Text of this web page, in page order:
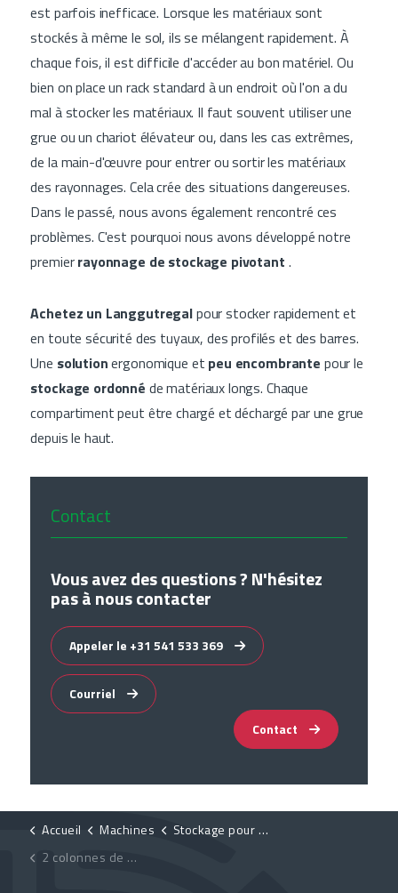
est parfois inefficace. Lorsque les matériaux sont
stockés à même le sol, ils se mélangent rapidement. À
chaque fois, il est difficile d'accéder au bon matériel. Ou
bien on place un rack standard à un endroit où l'on a du
mal à stocker les matériaux. Il faut souvent utiliser une
grue ou un chariot élévateur ou, dans les cas extrêmes,
de la main-d'œuvre pour entrer ou sortir les matériaux
des rayonnages. Cela crée des situations dangereuses.
Dans le passé, nous avons également rencontré ces
problèmes. C'est pourquoi nous avons développé notre
premierrayonnage de stockage pivotant .
Achetez un Langgutregalpour stocker rapidement et
en toute sécurité des tuyaux, des profilés et des barres.
Une solutionergonomique et peu encombrante pour le
stockage ordonné de matériaux longs. Chaque
compartiment peut être chargé et déchargé par une grue
depuis le haut.
Contact
Vous avez des questions ? N'hésitez
pas à nous contacter
Appeler le +31 541 533 369
Courriel
Contact
Accueil Machines
Stockage pour tubes
2 colonnes de rayonnage 2000 kg par couche